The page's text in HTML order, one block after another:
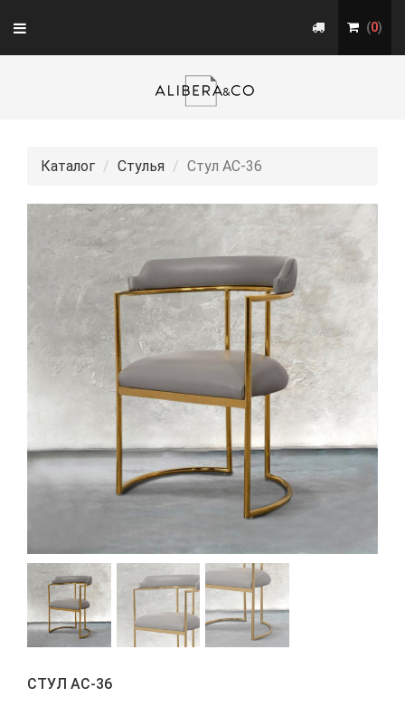
Toggle
navigation
(0)
Каталог Стулья Стул АС-36
СТУЛ АС-36